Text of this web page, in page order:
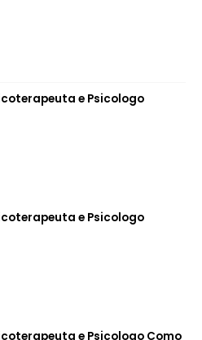
e Psicologo
e Psicologo
e Psicologo Como